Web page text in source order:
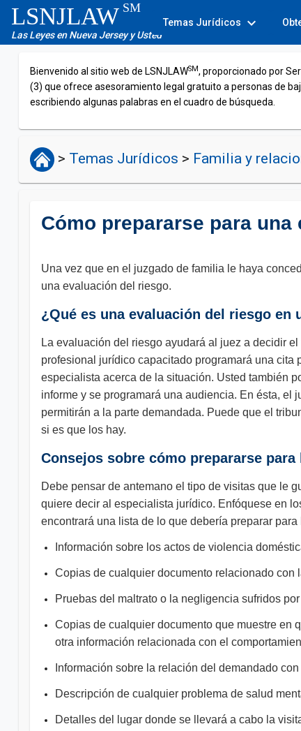
LSNJLAW SM
Las Leyes en Nueva Jersey y Usted
Temas Jurídicos expand_more
Bienvenido al sitio web de LSNJLAWSM, proporcionado por
(3) que ofrece asesoramiento legal gratuito a personas de
escribiendo algunas palabras en el cuadro de búsqueda.
> Temas Jurídicos > Familia y
Cómo prepararse para
Una vez que en el juzgado de familia le haya
una evaluación del riesgo.
¿Qué es una evaluación del riesgo en
La evaluación del riesgo ayudará al juez a decidir
profesional jurídico capacitado programará una cita
especialista acerca de la situación. Usted también
informe y se programará una audiencia. En ésta,
permitirán a la parte demandada. Puede que el
si es que los hay.
Consejos sobre cómo prepararse para
Debe pensar de antemano el tipo de visitas que le
quiere decir al especialista jurídico. Enfóquese en
encontrará una lista de lo que debería preparar para
Información sobre los actos de violencia
Copias de cualquier documento relacionado
Pruebas del maltrato o la negligencia sufridos por
Copias de cualquier documento que muestre en
otra información relacionada con el
Información sobre la relación del demandado
Descripción de cualquier problema de salud
Detalles del lugar donde se llevará a cabo la